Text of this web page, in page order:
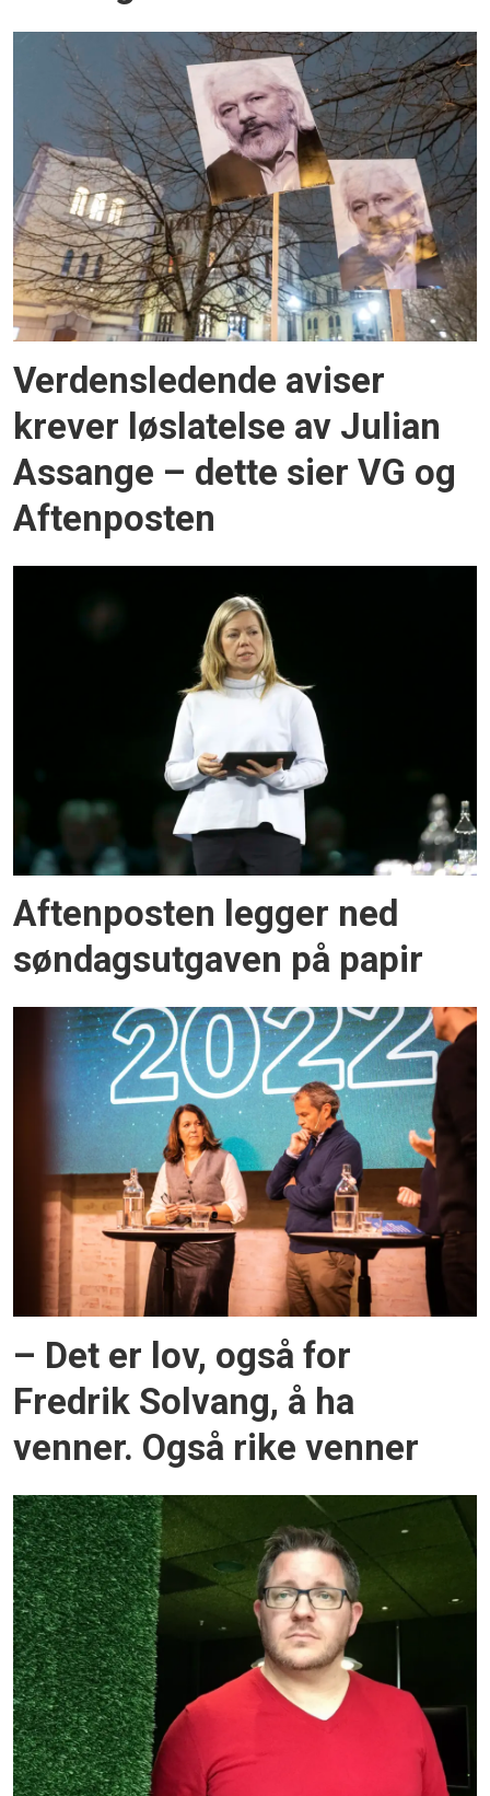
Verdensledende aviser
krever løslatelse av Julian
Assange – dette sier VG og
Aftenposten
Aftenposten legger ned
søndagsutgaven på papir
– Det er lov, også for
Fredrik Solvang, å ha
venner. Også rike venner